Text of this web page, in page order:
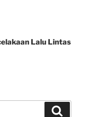
Lalu Lintas